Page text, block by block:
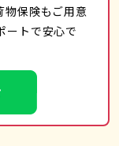
物保険もご用意
ートで安心で